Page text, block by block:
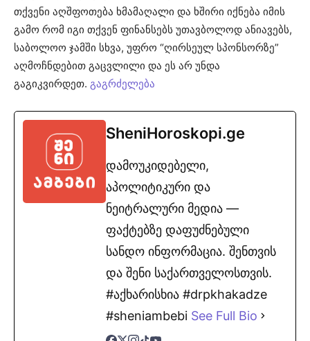
თქვენი აღშფოთება ხმამაღალი და ხშირი იქნება იმის
გამო რომ იგი თქვენ ფინანსებს უთავბოლოდ ანიავებს,
საბოლოო ჯამში სხვა, უფრო “ღირსეულ სპონსორზე”
აღმოჩნდებით გაცვლილი და ეს არ უნდა
გაგიკვირდეთ. გაგრძელება
SheniHoroskopi.ge
დამოუკიდებელი,
აპოლიტიკური და
ნეიტრალური მედია —
ფაქტებზე დაფუძნებული
სანდო ინფორმაცია. შენთვის
და შენი საქართველოსთვის.
#აქხარისხია #drpkhakadze
#sheniambebi See Full Bio